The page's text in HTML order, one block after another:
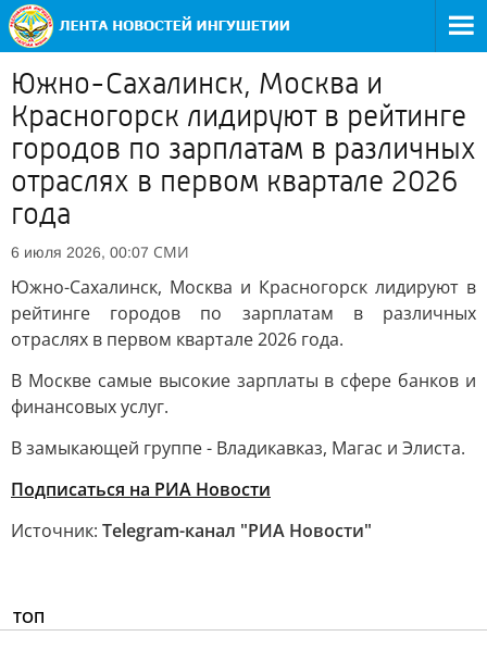
Южно-Сахалинск, Москва и
Красногорск лидируют в рейтинге
городов по зарплатам в различных
отраслях в первом квартале 2026
года
6 июля 2026, 00:07 СМИ
Южно-Сахалинск, Москва и Красногорск лидируют в
рейтинге городов по зарплатам в различных
отраслях в первом квартале 2026 года.
В Москве самые высокие зарплаты в сфере банков и
финансовых услуг.
В замыкающей группе - Владикавказ, Магас и Элиста.
Подписаться на РИА Новости
Источник: Telegram-канал "РИА Новости"
ТОП